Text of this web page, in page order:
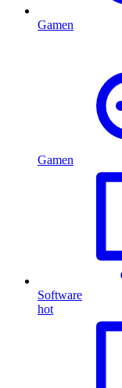
Gamen
Gamen
Software
hot